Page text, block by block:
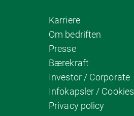
Karriere
Om bedriften
Presse
Bærekraft
Investor / Corporate
Infokapsler / Cookies
Privacy policy